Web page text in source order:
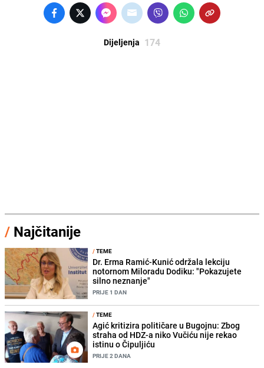
Dijeljenja 174
/ Najčitanije
/TEME
Dr. Erma Ramić-Kunić održala lekciju
notornom Miloradu Dodiku: "Pokazujete
silno neznanje"
PRIJE 1 DAN
/TEME
Agić kritizira političare u Bugojnu: Zbog
straha od HDZ-a niko Vučiću nije rekao
istinu o Čipuljiću
PRIJE 2 DANA